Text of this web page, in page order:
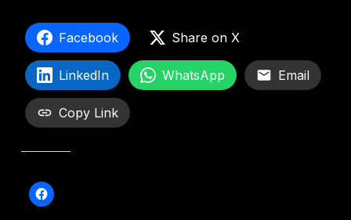
Facebook Share on X
LinkedIn WhatsApp Email
Copy Link